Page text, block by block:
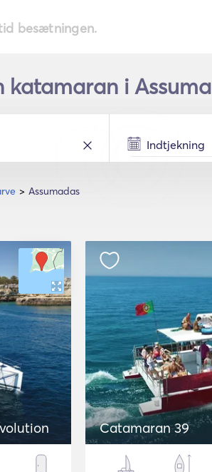
besætningen.
katamaran i
Assumadas
Catamaran 39